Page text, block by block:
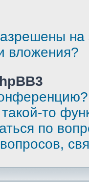
вложения?
то
по